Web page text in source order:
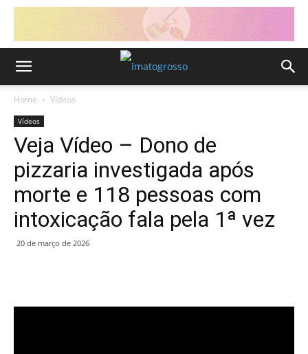
Home Vídeos
Vídeos
Veja Vídeo – Dono de
pizzaria investigada após
morte e 118 pessoas com
intoxicação fala pela 1ª vez
20 de março de 2026